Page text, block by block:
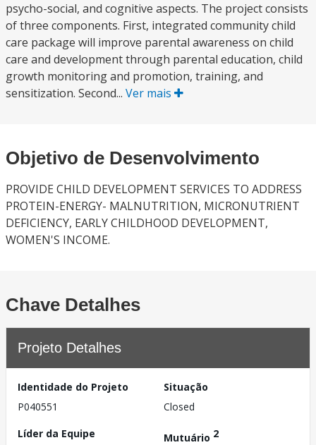
psycho-social, and cognitive aspects. The project consists
of three components. First, integrated community child
care package will improve parental awareness on child
care and development through parental education, child
growth monitoring and promotion, training, and
sensitization. Second... Ver mais
Objetivo de Desenvolvimento
PROVIDE CHILD DEVELOPMENT SERVICES TO ADDRESS
PROTEIN-ENERGY- MALNUTRITION, MICRONUTRIENT
DEFICIENCY, EARLY CHILDHOOD DEVELOPMENT,
WOMEN'S INCOME.
Chave Detalhes
Projeto Detalhes
Identidade do Projeto
P040551
Situação
Closed
Líder da Equipe
Mutuário 2